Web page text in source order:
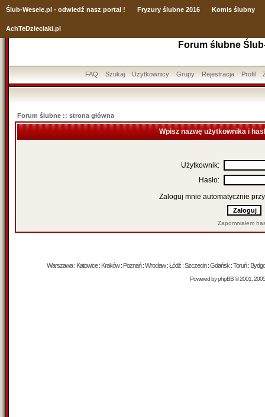
Ślub-Wesele.pl - odwiedź nasz portal ! Fryzury ślubne 2016 Komis ślubny
AchTeDzieciaki.pl
Forum ślubne
FAQ Szukaj Użytkownicy Grupy Rejestracja Profil
Forum ślubne :: strona główna
Wpisz nazwę użytkownika i
Użytkownik:
Hasło:
Zaloguj mnie automatycznie
Zapomniałem
Warszawa : Katowice : Kraków : Poznań : Wrocław : Łódź : Szczecin : Gdańsk : Toruń :
Powered byphpBB© 2001,